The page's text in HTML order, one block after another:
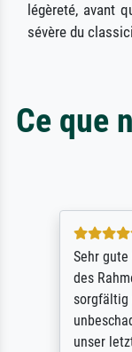
légèreté, avant
sévère du
Ce que
Sehr
des
sorgfältig
unser